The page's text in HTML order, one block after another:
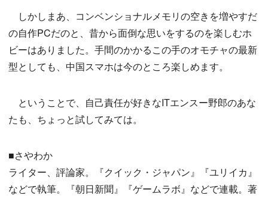
しかしまあ、コンベンショナルメモリの空きを増やすだ
の自作PCだのと、昔から面倒な思いをするのを楽しむホ
ビーはありました。手間のかかるこの手のオモチャの最新
型としても、中国スマホは今のところ楽しめます。
ということで、自己責任が好きなITエンスー野郎のあな
たも、ちょっと試してみては。
■さやわか
ライター、評論家。『クイック・ジャパン』『ユリイカ』
などで執筆。『朝日新聞』『ゲームラボ』などで連載。著